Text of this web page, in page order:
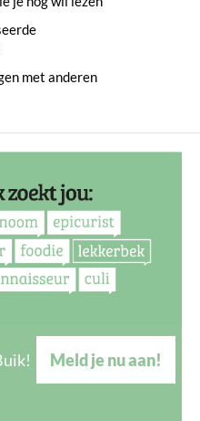
met anderen
Meld je nu aan!